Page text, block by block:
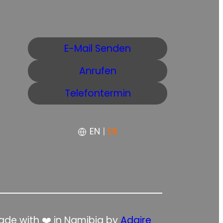
E-Mail Senden
Anrufen
Telefontermin
EN | DE
with ❤️ in Namibia by Adaire